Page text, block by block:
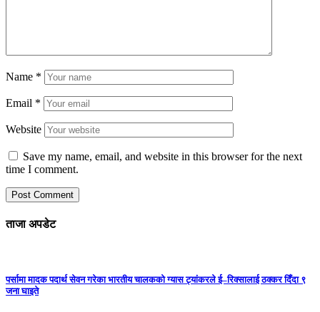
Name *
Email *
Website
Save my name, email, and website in this browser for the next
time I comment.
ताजा अपडेट
पर्सामा मादक पदार्थ सेवन गरेका भारतीय चालकको ग्यास ट्यांकरले ई–रिक्सालाई ठक्कर दिँदा ९
जना घाइते